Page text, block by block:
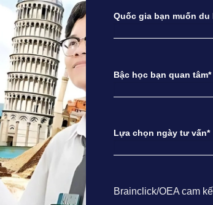
Quốc gia bạn muốn du
Bậc học bạn quan tâm*
Lựa chọn ngày tư vấn*
Brainclick/OEA cam